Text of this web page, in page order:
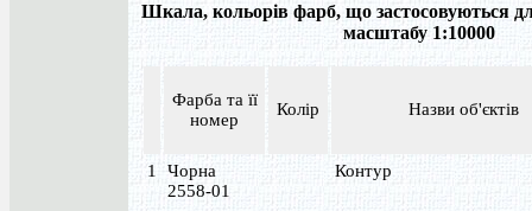
Шкала, кольорів фарб, що застосовуються
масштабу 1:10000
Фарба та її
номер
Колір Назви об'єктів
1
Чорна
2558-01
Контур